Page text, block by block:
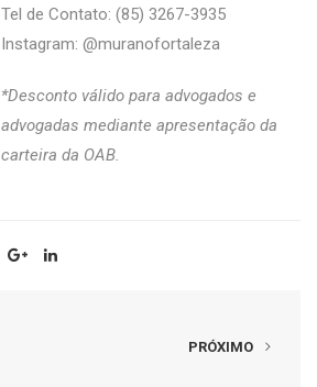
Tel de Contato: (85) 3267-3935
Instagram: @‌muranofortaleza
*Desconto válido para advogados e
advogadas mediante apresentação da
carteira da OAB.
PRÓXIMO